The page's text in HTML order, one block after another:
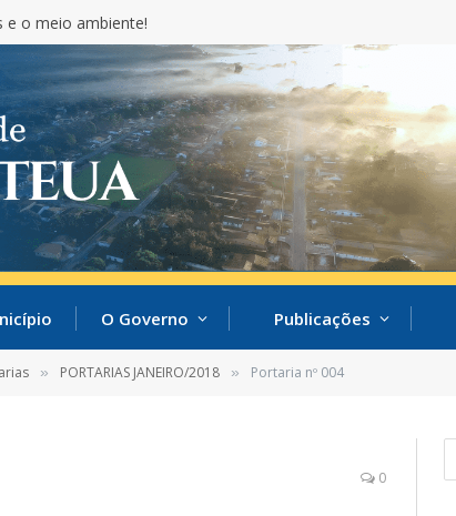
e o meio ambiente!
O Governo Publicações
» PORTARIAS JANEIRO/2018 » Portaria nº 004
0